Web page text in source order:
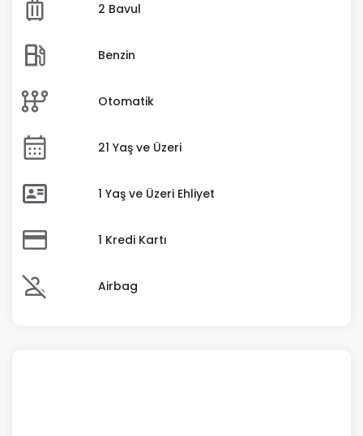
2 Bavul
Benzin
Otomatik
21 Yaş ve Üzeri
1 Yaş ve Üzeri Ehliyet
1 Kredi Kartı
Airbag